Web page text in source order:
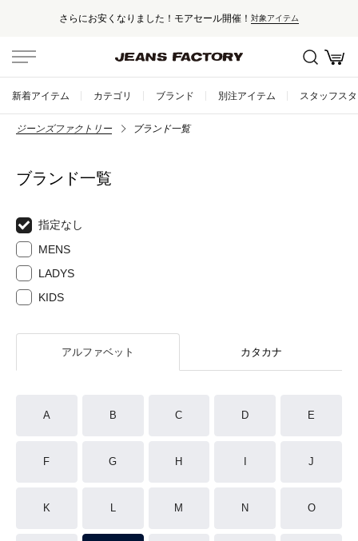
さらにお安くなりました！モアセール開催！ 対象アイテム
新着アイテム カテゴリ ブランド 別注アイテム スタッフス
ジーンズファクトリー ブランド一覧
ブランド一覧
指定なし
MENS
LADYS
KIDS
アルファベット カタカナ
A B C D E
F G H J
K L M N O